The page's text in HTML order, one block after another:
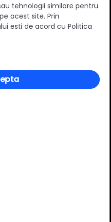
tehnologii similare pentru
acest site. Prin
de acord cu Politica